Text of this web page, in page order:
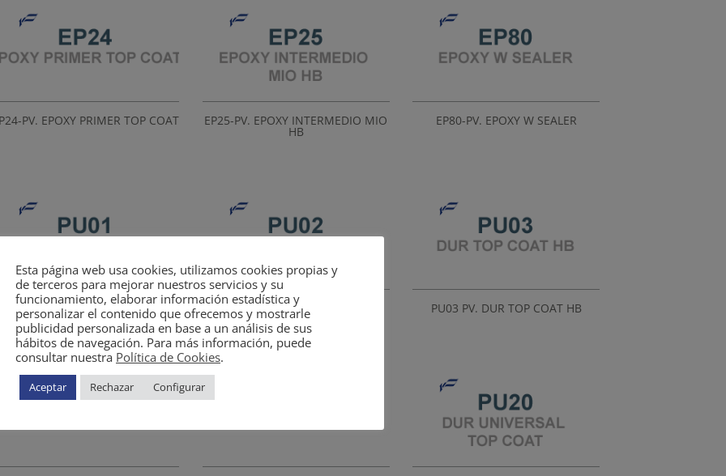
PV. EPOXY PRIMER TOP COAT EP25-PV. EPOXY INTERMEDIO MIO
HB
EP80-PV. EPOXY W SEALER
PU01 PV. DUR TOP COAT PU02 PV. DUR TOP COAT MIO PU03 PV. DUR TOP COAT HB
Esta página web usa cookies, utilizamos cookies propias y
de terceros para mejorar nuestros servicios y su
funcionamiento, elaborar información estadística y
personalizar el contenido que ofrecemos y mostrarle
publicidad personalizada en base a un análisis de sus
hábitos de navegación. Para más información, puede
consultar nuestra Política de Cookies.
Aceptar Rechazar Configurar